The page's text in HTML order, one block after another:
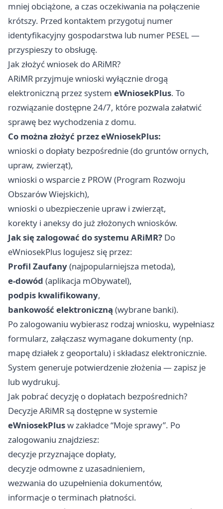
mniej obciążone, a czas oczekiwania na połączenie
krótszy. Przed kontaktem przygotuj numer
identyfikacyjny gospodarstwa lub numer PESEL —
przyspieszy to obsługę.
Jak złożyć wniosek do ARiMR?
ARiMR przyjmuje wnioski wyłącznie drogą
elektroniczną przez system eWniosekPlus. To
rozwiązanie dostępne 24/7, które pozwala załatwić
sprawę bez wychodzenia z domu.
Co można złożyć przez eWniosekPlus:
wnioski o dopłaty bezpośrednie (do gruntów ornych,
upraw, zwierząt),
wnioski o wsparcie z PROW (Program Rozwoju
Obszarów Wiejskich),
wnioski o ubezpieczenie upraw i zwierząt,
korekty i aneksy do już złożonych wniosków.
Jak się zalogować do systemu ARiMR? Do
eWniosekPlus logujesz się przez:
Profil Zaufany(najpopularniejsza metoda),
e-dowód (aplikacja mObywatel),
podpis kwalifikowany,
bankowość elektroniczną (wybrane banki).
Po zalogowaniu wybierasz rodzaj wniosku, wypełniasz
formularz, załączasz wymagane dokumenty (np.
mapę działek z geoportalu) i składasz elektronicznie.
System generuje potwierdzenie złożenia — zapisz je
lub wydrukuj.
Jak pobrać decyzję o dopłatach bezpośrednich?
Decyzje ARiMR są dostępne w systemie
eWniosekPlusw zakładce “Moje sprawy”. Po
zalogowaniu znajdziesz:
decyzje przyznające dopłaty,
decyzje odmowne z uzasadnieniem,
wezwania do uzupełnienia dokumentów,
informacje o terminach płatności.